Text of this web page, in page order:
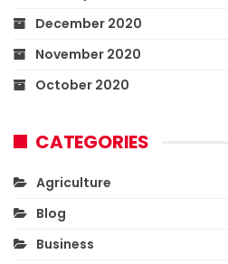
December 2020
November 2020
October 2020
CATEGORIES
Agriculture
Blog
Business